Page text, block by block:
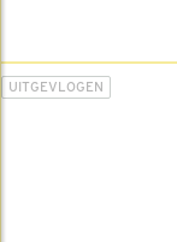
UITGEVLOGEN